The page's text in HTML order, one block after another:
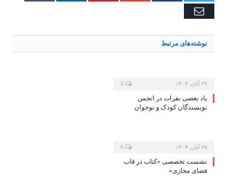
Email
نوشته‌های مرتبط
۲۹ آبان, ۱۴۰۴
یاد بعضی نفرات در انجمن
نویسندگان کودک و نوجوان
۲۵ آبان, ۱۴۰۴
نشست تخصصی «کتاب در قاب
فضای مجازی»